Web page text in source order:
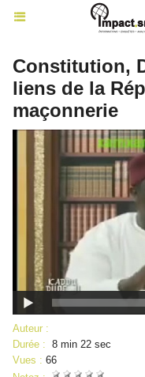
Constitution,
liens de la
maçonnerie
Auteur :
Durée : 8 min 22 sec
Vues : 66